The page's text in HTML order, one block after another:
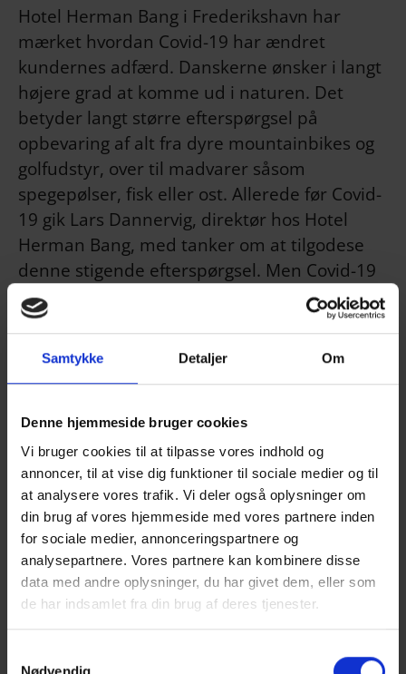
Samtykke Detaljer Om
Denne hjemmeside bruger cookies
Vi bruger cookies til at tilpasse vores indhold og
annoncer, til at vise dig funktioner til sociale medier og til
at analysere vores trafik. Vi deler også oplysninger om
din brug af vores hjemmeside med vores partnere inden
for sociale medier, annonceringspartnere og
analysepartnere. Vores partnere kan kombinere disse
data med andre oplysninger, du har givet dem, eller som
de har indsamlet fra din brug af deres tjenester.
Hotel Herman Bang i Frederikshavn har
mærket hvordan Covid-19 har ændret
kundernes adfærd. Danskerne ønsker i langt
højere grad at komme ud i naturen. Det
betyder langt større efterspørgsel på
opbevaring af alt fra dyre mountainbikes og
golfudstyr, over til madvarer såsom
spegepølser, fisk eller ost. Allerede før Covid-
19 gik Lars Dannervig, direktør hos Hotel
Herman Bang, med tanker om at tilgodese
denne stigende efterspørgsel. Men Covid-19
satte damp under kedlerne, og da han i en
samtale med Erhvervshus Nord hørte om
projektet. Nu er der opvarmede depotrum
kan opbevare sine spiselige souvenirs.
”Stor ros til Birgitte fra Erhvervshus Nord for
at gøre mig opmærksom på
Omstillingspuljen. Det betyder at vi nu kan
indhente tilbud og snart tilbyde gæsterne en
helt anden type ophold. Det gør at man kan
have sin dyre mountainbike med og cykle til
Bangsbo. Vi kan tiltrække helt nye
vi modtager fra Omstillingspuljen”, lyder det